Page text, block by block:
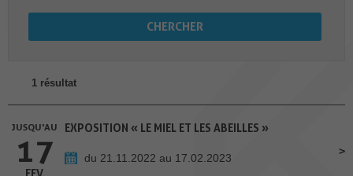
1 résultat
JUSQU'AU
17
FEV.
EXPOSITION « LE MIEL ET LES ABEILLES »
du 21.11.2022 au 17.02.2023